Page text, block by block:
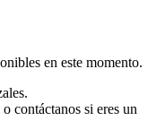
en este momento.
contáctanos si eres un